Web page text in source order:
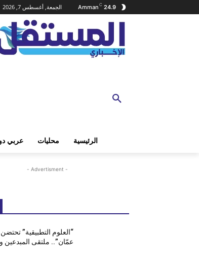
24.9
C
Amman الجمعة, أغسطس 7, 2026
الرئيسية محليات عربي
- Advertisment -
“العلوم التطبيقية”
عمّان”.. ملتقى المبدعين